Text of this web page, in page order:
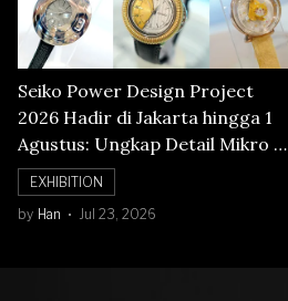
Seiko Power Design Project
2026 Hadir di Jakarta hingga 1
Agustus: Ungkap Detail Mikro di
Balik Seni Watchmaking
EXHIBITION
by Han Jul 23, 2026